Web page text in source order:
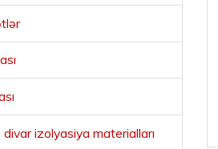
izolyasiya materialları